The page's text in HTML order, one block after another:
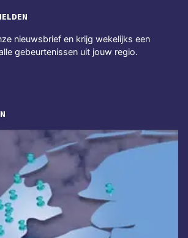
nieuwsbrief en krijg wekelijks een
gebeurtenissen uit jouw regio.